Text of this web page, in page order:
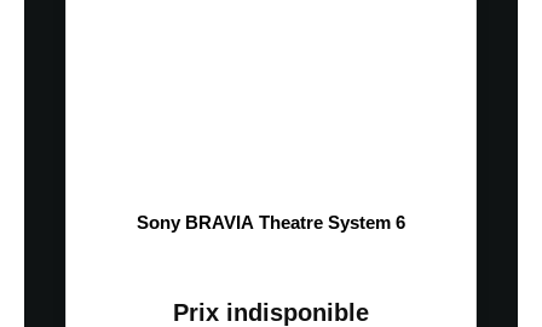
Sony BRAVIA Theatre System 6
Prix indisponible